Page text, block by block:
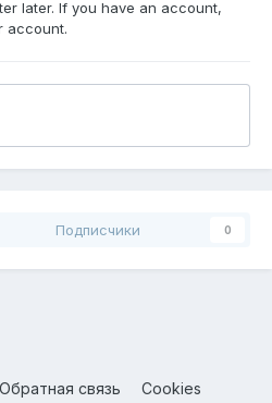
later. If you have an account,
account.
Подписчики 0
Обратная связь
Cookies